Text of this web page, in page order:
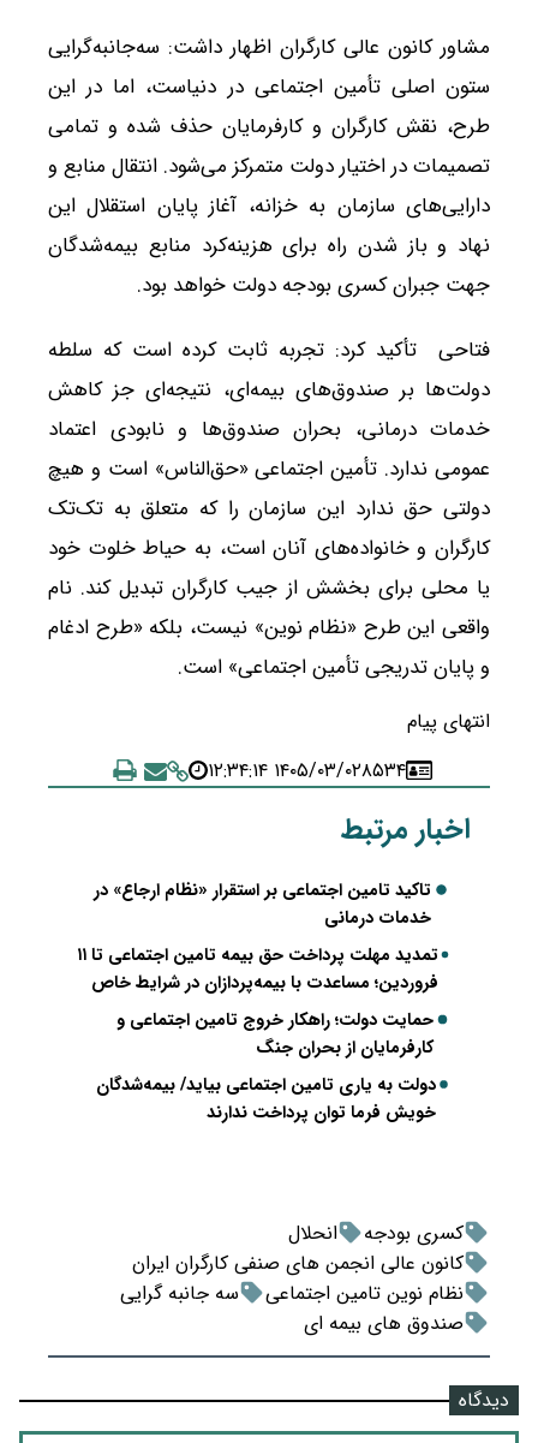
مشاور کانون عالی کارگران اظهار داشت: سه‌جانبه‌گرایی
ستون اصلی تأمین اجتماعی در دنیاست، اما در این
طرح، نقش کارگران و کارفرمایان حذف شده و تمامی
تصمیمات در اختیار دولت متمرکز می‌شود. انتقال منابع و
دارایی‌های سازمان به خزانه، آغاز پایان استقلال این
نهاد و باز شدن راه برای هزینه‌کرد منابع بیمه‌شدگان
جهت جبران کسری بودجه دولت خواهد بود.
فتاحی تأکید کرد: تجربه ثابت کرده است که سلطه
دولت‌ها بر صندوق‌های بیمه‌ای، نتیجه‌ای جز کاهش
خدمات درمانی، بحران صندوق‌ها و نابودی اعتماد
عمومی ندارد. تأمین اجتماعی «حق‌الناس» است و هیچ
دولتی حق ندارد این سازمان را که متعلق به تک‌تک
کارگران و خانواده‌های آنان است، به حیاط خلوت خود
یا محلی برای بخشش از جیب کارگران تبدیل کند. نام
واقعی این طرح «نظام نوین» نیست، بلکه «طرح ادغام
و پایان تدریجی تأمین اجتماعی» است.
انتهای پیام
۸۵۳۴۱۴۰۵/۰۳/۰۲ ۱۲:۳۴:۱۴
اخبار مرتبط
تاکید تامین اجتماعی بر استقرار «نظام ارجاع» در
خدمات درمانی
تمدید مهلت پرداخت حق بیمه تامین اجتماعی تا ۱۱
فروردین؛ مساعدت با بیمه‌پردازان در شرایط خاص
حمایت دولت؛ راهکار خروج تامین اجتماعی و
کارفرمایان از بحران جنگ
دولت به یاری تامین اجتماعی بیاید/ بیمه‌شدگان
خویش فرما توان پرداخت ندارند
کسری بودجه
انحلال
کانون عالی انجمن های صنفی کارگران ایران
نظام نوین تامین اجتماعی
سه جانبه گرایی
صندوق های بیمه ای
دیدگاه